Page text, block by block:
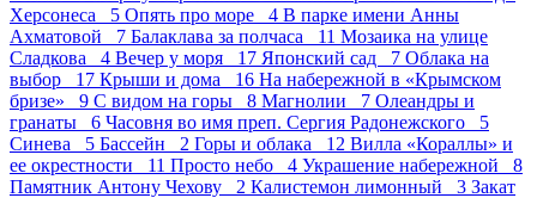
Херсонеса 5 Опять про море 4 В парке имени Анны
Ахматовой 7 Балаклава за полчаса 11 Мозаика на улице
Сладкова 4 Вечер у моря 17 Японский сад 7 Облака на
выбор 17 Крыши и дома 16 На набережной в «Крымском
бризе» 9 С видом на горы 8 Магнолии 7 Олеандры и
гранаты 6 Часовня во имя преп. Сергия Радонежского 5
Синева 5 Бассейн 2 Горы и облака 12 Вилла «Кораллы» и
ее окрестности 11 Просто небо 4 Украшение набережной 8
Памятник Антону Чехову 2 Калистемон лимонный 3 Закат